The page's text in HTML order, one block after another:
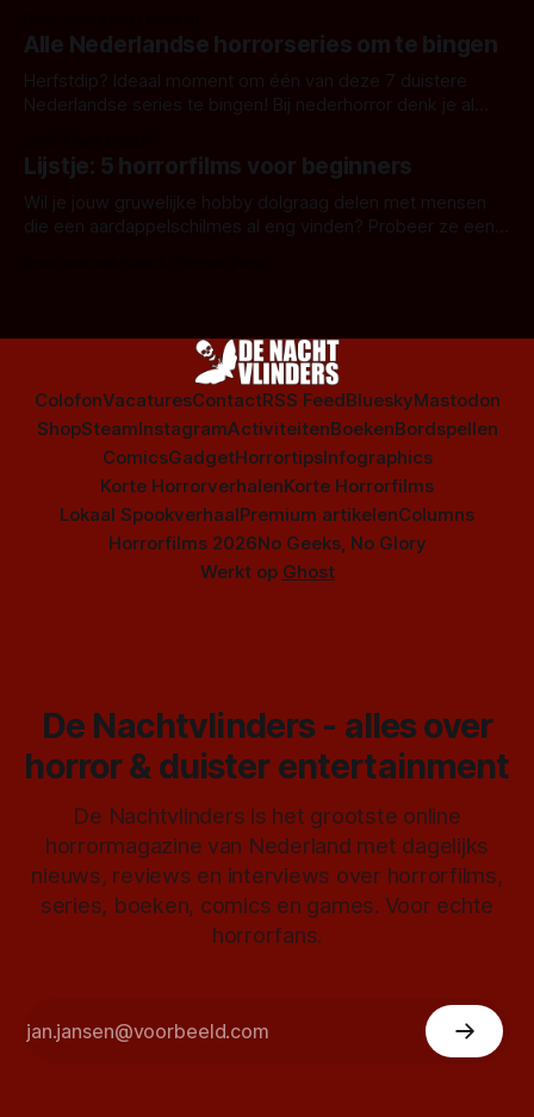
Alle Nederlandse horrorseries om te bingen
Herfstdip? Ideaal moment om één van deze 7 duistere
Nederlandse series te bingen! Bij nederhorror denk je al
Amsterdamned of The Johnsons. Maar Nederlandse horror
is niet beperkt tot films. Hier een aantal Nederlandse tv-
series uit het duistere of horrorgenre. Als
Lijstje: 5 horrorfilms voor beginners
Wil je jouw gruwelijke hobby dolgraag delen met mensen
die een aardappelschilmes al eng vinden? Probeer ze eens
ColofonVacaturesContactRSS FeedBlueskyMastodon
ShopSteamInstagramActiviteitenBoekenBordspellen
ComicsGadgetHorrortipsInfographics
Korte HorrorverhalenKorte Horrorfilms
Lokaal SpookverhaalPremium artikelenColumns
Horrorfilms 2026No Geeks, No Glory
Werkt op Ghost
De Nachtvlinders - alles over
horror & duister entertainment
De Nachtvlinders is het grootste online
horrormagazine van Nederland met dagelijks
nieuws, reviews en interviews over horrorfilms,
series, boeken, comics en games. Voor echte
horrorfans.